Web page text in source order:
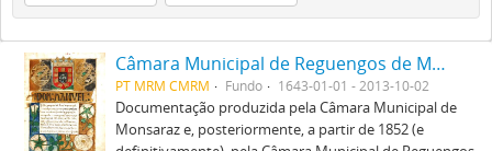
Câmara Municipal de Reguengos de Monsaraz
PT MRM CMRM Fundo 1643-01-01 - 2013-10-02
Documentação produzida pela Câmara Municipal de
Monsaraz e, posteriormente, a partir de 1852 (e